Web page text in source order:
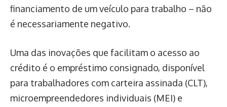
financiamento de um veículo para trabalho – não
é necessariamente negativo.
Uma das inovações que facilitam o acesso ao
crédito é o empréstimo consignado, disponível
para trabalhadores com carteira assinada (CLT),
microempreendedores individuais (MEI) e